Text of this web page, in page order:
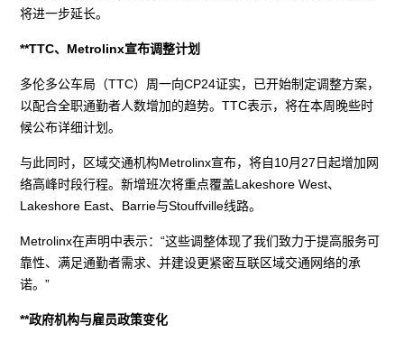
将进一步延长。
**TTC、Metrolinx宣布调整计划
多伦多公车局（TTC）周一向CP24证实，已开始制定调整方案，
以配合全职通勤者人数增加的趋势。TTC表示，将在本周晚些时
候公布详细计划。
与此同时，区域交通机构Metrolinx宣布，将自10月27日起增加网
络高峰时段行程。新增班次将重点覆盖Lakeshore West、
Lakeshore East、Barrie与Stouffville线路。
Metrolinx在声明中表示：“这些调整体现了我们致力于提高服务可
靠性、满足通勤者需求、并建设更紧密互联区域交通网络的承
诺。”
**政府机构与雇员政策变化